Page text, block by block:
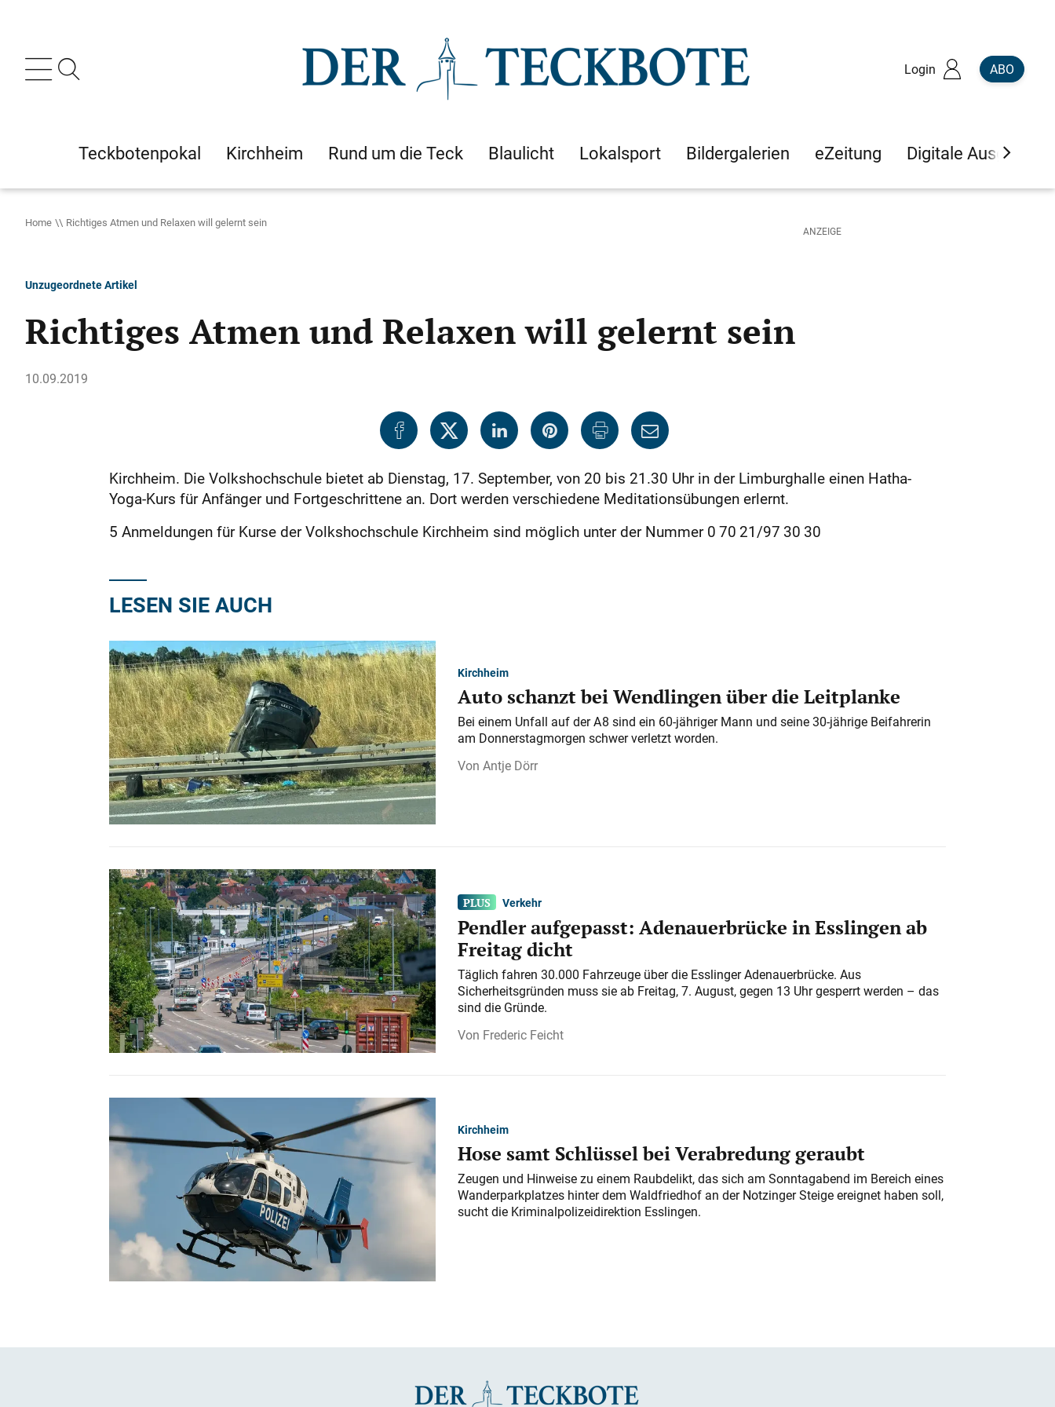
Login ABO
Teckbotenpokal Kirchheim Rund um die Teck Blaulicht Lokalsport Bildergalerien eZeitung Digitale Ausgaben
Home Richtiges Atmen und Relaxen will gelernt sein
Unzugeordnete Artikel
Richtiges Atmen und Relaxen will gelernt sein
10.09.2019
Kirchheim. Die Volkshochschule bietet ab Dienstag, 17. September, von 20 bis 21.30 Uhr in der Limburghalle einen Hatha-
Yoga-Kurs für Anfänger und Fortgeschrittene an. Dort werden verschiedene Meditationsübungen erlernt.
5 Anmeldungen für Kurse der Volkshochschule Kirchheim sind möglich unter der Nummer 0 70 21/97 30 30
LESEN SIE AUCH
Kirchheim
Auto schanzt bei Wendlingen über die Leitplanke
Bei einem Unfall auf der A 8 sind ein 60-jähriger Mann und seine 30-jährige Beifahrerin
am Donnerstagmorgen schwer verletzt worden.
Antje Dörr
Verkehr
Pendler aufgepasst: Adenauerbrücke in Esslingen ab
Freitag dicht
Täglich fahren 30.000 Fahrzeuge über die Esslinger Adenauerbrücke. Aus
Sicherheitsgründen muss sie ab Freitag, 7. August, gegen 13 Uhr gesperrt werden – das
sind die Gründe.
Frederic Feicht
Kirchheim
Hose samt Schlüssel bei Verabredung geraubt
Zeugen und Hinweise zu einem Raubdelikt, das sich am Sonntagabend im Bereich eines
Wanderparkplatzes hinter dem Waldfriedhof an der Notzinger Steige ereignet haben soll,
sucht die Kriminalpolizeidirektion Esslingen.